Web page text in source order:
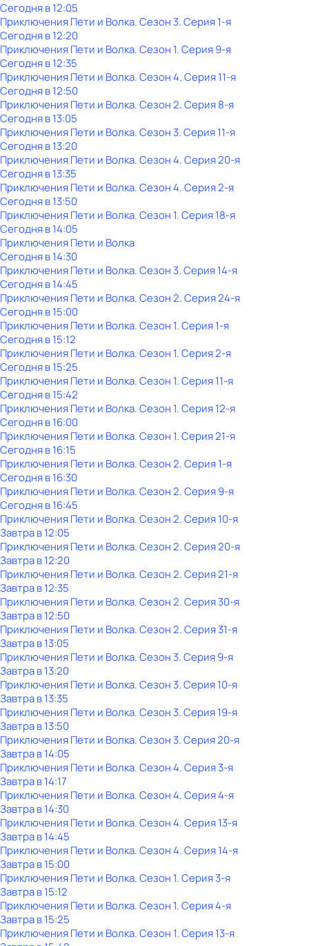
Сегодня в 12:05
Приключения Пети и Волка. Сезон 3. Серия 1-я
Сегодня в 12:20
Приключения Пети и Волка. Сезон 1. Серия 9-я
Сегодня в 12:35
Приключения Пети и Волка. Сезон 4. Серия 11-я
Сегодня в 12:50
Приключения Пети и Волка. Сезон 2. Серия 8-я
Сегодня в 13:05
Приключения Пети и Волка. Сезон 3. Серия 11-я
Сегодня в 13:20
Приключения Пети и Волка. Сезон 4. Серия 20-я
Сегодня в 13:35
Приключения Пети и Волка. Сезон 4. Серия 2-я
Сегодня в 13:50
Приключения Пети и Волка. Сезон 1. Серия 18-я
Сегодня в 14:05
Приключения Пети и Волка
Сегодня в 14:30
Приключения Пети и Волка. Сезон 3. Серия 14-я
Сегодня в 14:45
Приключения Пети и Волка. Сезон 2. Серия 24-я
Сегодня в 15:00
Приключения Пети и Волка. Сезон 1. Серия 1-я
Сегодня в 15:12
Приключения Пети и Волка. Сезон 1. Серия 2-я
Сегодня в 15:25
Приключения Пети и Волка. Сезон 1. Серия 11-я
Сегодня в 15:42
Приключения Пети и Волка. Сезон 1. Серия 12-я
Сегодня в 16:00
Приключения Пети и Волка. Сезон 1. Серия 21-я
Сегодня в 16:15
Приключения Пети и Волка. Сезон 2. Серия 1-я
Сегодня в 16:30
Приключения Пети и Волка. Сезон 2. Серия 9-я
Сегодня в 16:45
Приключения Пети и Волка. Сезон 2. Серия 10-я
Завтра в 12:05
Приключения Пети и Волка. Сезон 2. Серия 20-я
Завтра в 12:20
Приключения Пети и Волка. Сезон 2. Серия 21-я
Завтра в 12:35
Приключения Пети и Волка. Сезон 2. Серия 30-я
Завтра в 12:50
Приключения Пети и Волка. Сезон 2. Серия 31-я
Завтра в 13:05
Приключения Пети и Волка. Сезон 3. Серия 9-я
Завтра в 13:20
Приключения Пети и Волка. Сезон 3. Серия 10-я
Завтра в 13:35
Приключения Пети и Волка. Сезон 3. Серия 19-я
Завтра в 13:50
Приключения Пети и Волка. Сезон 3. Серия 20-я
Завтра в 14:05
Приключения Пети и Волка. Сезон 4. Серия 3-я
Завтра в 14:17
Приключения Пети и Волка. Сезон 4. Серия 4-я
Завтра в 14:30
Приключения Пети и Волка. Сезон 4. Серия 13-я
Завтра в 14:45
Приключения Пети и Волка. Сезон 4. Серия 14-я
Завтра в 15:00
Приключения Пети и Волка. Сезон 1. Серия 3-я
Завтра в 15:12
Приключения Пети и Волка. Сезон 1. Серия 4-я
Завтра в 15:25
Приключения Пети и Волка. Сезон 1. Серия 13-я